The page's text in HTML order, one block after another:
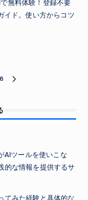
無料体験！登録不要
イド。使い方からコツ
AIツールを使いこな
的な情報を提供するサ